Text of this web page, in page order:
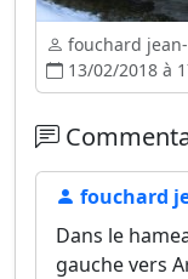
fouchard
13/02/2018 à
fouchard
Dans le
gauche vers